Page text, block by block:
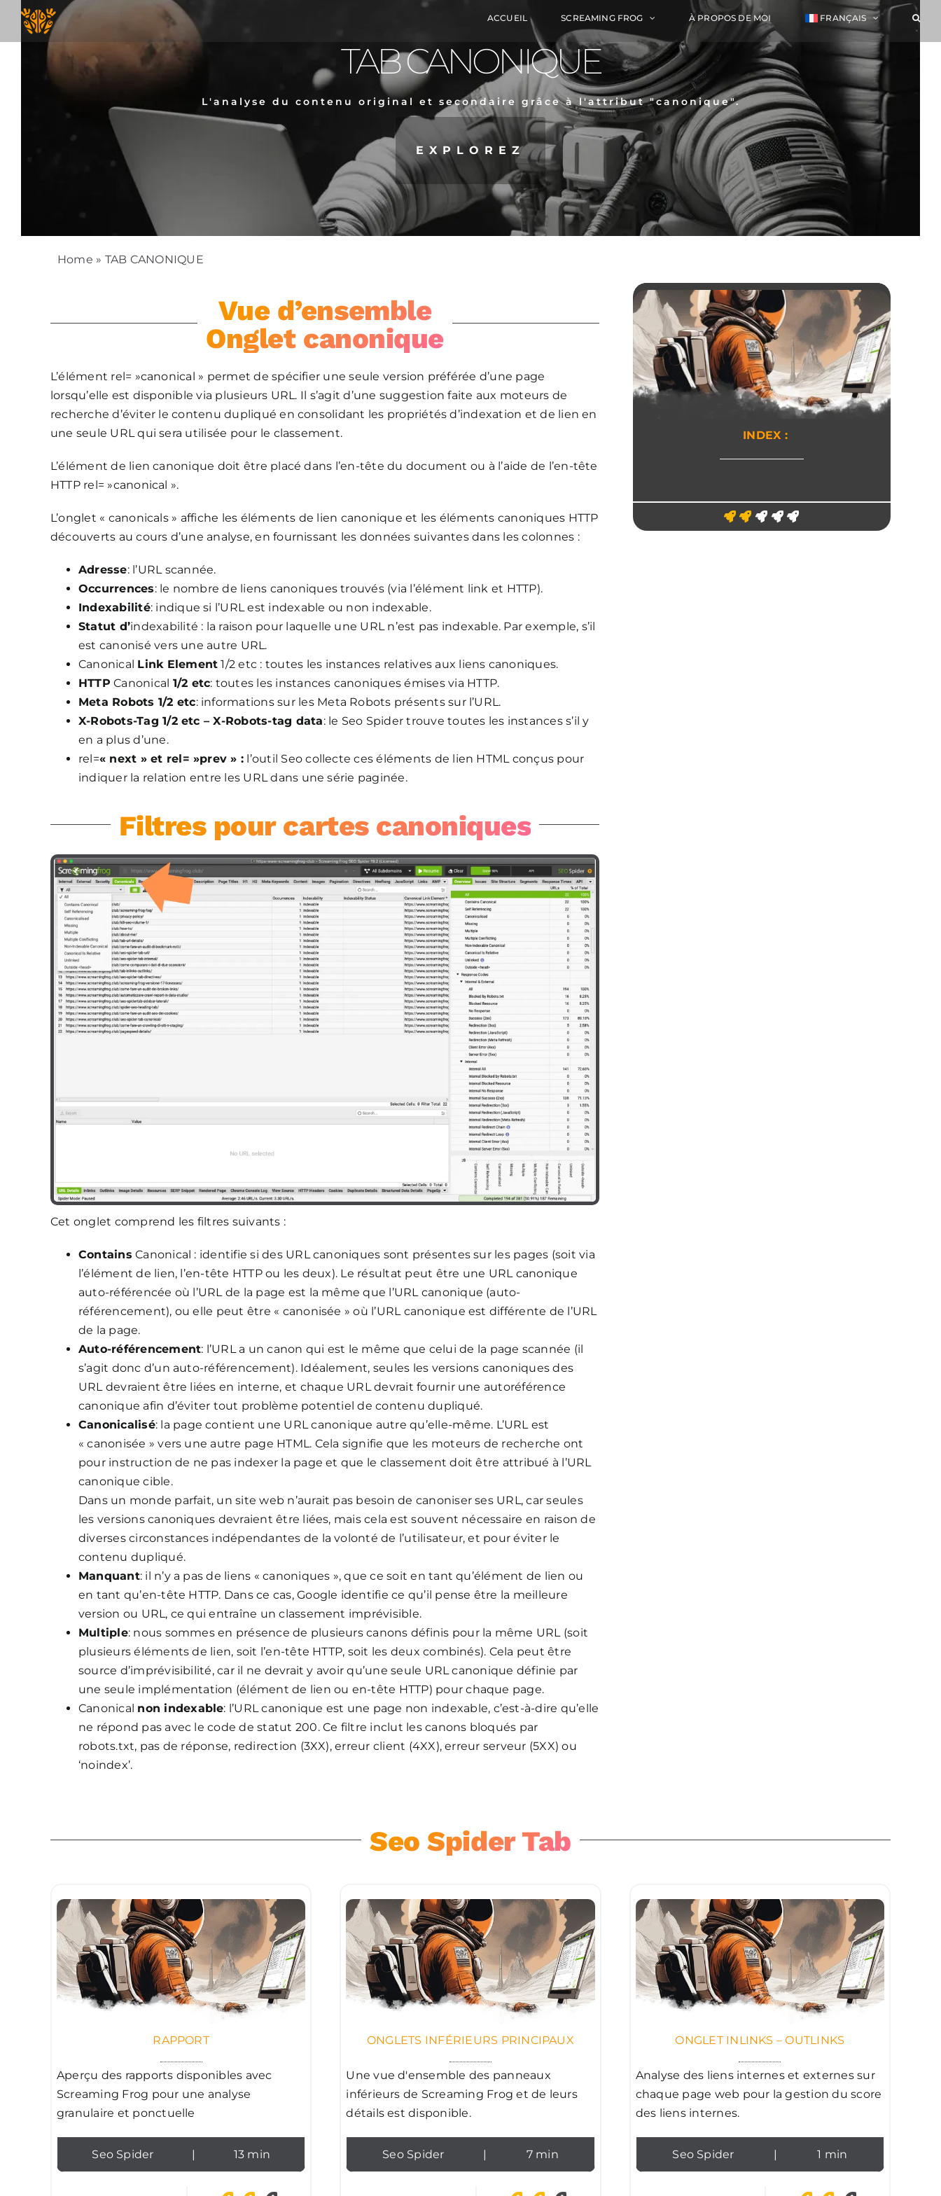
Skip
content
ACCUEIL SCREAMING FROG À PROPOS DE MOI FRANÇAIS
TAB CANONIQUE
L'analyse du contenu original et secondaire grâce à l'attribut "canonique".
EXPLOREZ
Home » TAB CANONIQUE
Vue d’ensemble
Onglet canonique
L’élément rel= »canonical » permet de spécifier une seule version préférée d’une page
lorsqu’elle est disponible via plusieurs URL. Il s’agit d’une suggestion faite aux moteurs de
recherche d’éviter le contenu dupliqué en consolidant les propriétés d’indexation et de lien en
une seule URL qui sera utilisée pour le classement.
L’élément de lien canonique doit être placé dans l’en-tête du document ou à l’aide de l’en-tête
HTTP rel= »canonical ».
L’onglet « canonicals » affiche les éléments de lien canonique et les éléments canoniques HTTP
découverts au cours d’une analyse, en fournissant les données suivantes dans les colonnes :
Adresse: l’URL scannée.
Occurrences: le nombre de liens canoniques trouvés (via l’élément link et HTTP).
Indexabilité: indique si l’URL est indexable ou non indexable.
Statut d’indexabilité : la raison pour laquelle une URL n’est pas indexable. Par exemple, s’il
est canonisé vers une autre URL.
Canonical Link Element 1/2 etc : toutes les instances relatives aux liens canoniques.
HTTP Canonical 1/2 etc: toutes les instances canoniques émises via HTTP.
Meta Robots 1/2 etc: informations sur les Meta Robots présents sur l’URL.
X-Robots-Tag 1/2 etc – X-Robots-tag data: le Seo Spider trouve toutes les instances s’il y
en a plus d’une.
rel=« next » et rel= »prev » : l’outil Seo collecte ces éléments de lien HTML conçus pour
indiquer la relation entre les URL dans une série paginée.
Filtres pour cartes canoniques
Cet onglet comprend les filtres suivants :
Contains Canonical : identifie si des URL canoniques sont présentes sur les pages (soit via
l’élément de lien, l’en-tête HTTP ou les deux). Le résultat peut être une URL canonique
auto-référencée où l’URL de la page est la même que l’URL canonique (auto-
référencement), ou elle peut être « canonisée » où l’URL canonique est différente de l’URL
de la page.
Auto-référencement: l’URL a un canon qui est le même que celui de la page scannée (il
s’agit donc d’un auto-référencement). Idéalement, seules les versions canoniques des
URL devraient être liées en interne, et chaque URL devrait fournir une autoréférence
canonique afin d’éviter tout problème potentiel de contenu dupliqué.
Canonicalisé: la page contient une URL canonique autre qu’elle-même. L’URL est
« canonisée » vers une autre page HTML. Cela signifie que les moteurs de recherche ont
pour instruction de ne pas indexer la page et que le classement doit être attribué à l’URL
canonique cible.
Dans un monde parfait, un site web n’aurait pas besoin de canoniser ses URL, car seules
les versions canoniques devraient être liées, mais cela est souvent nécessaire en raison de
diverses circonstances indépendantes de la volonté de l’utilisateur, et pour éviter le
contenu dupliqué.
Manquant: il n’y a pas de liens « canoniques », que ce soit en tant qu’élément de lien ou
en tant qu’en-tête HTTP. Dans ce cas, Google identifie ce qu’il pense être la meilleure
version ou URL, ce qui entraîne un classement imprévisible.
Multiple: nous sommes en présence de plusieurs canons définis pour la même URL (soit
plusieurs éléments de lien, soit l’en-tête HTTP, soit les deux combinés). Cela peut être
source d’imprévisibilité, car il ne devrait y avoir qu’une seule URL canonique définie par
une seule implémentation (élément de lien ou en-tête HTTP) pour chaque page.
Canonical non indexable: l’URL canonique est une page non indexable, c’est-à-dire qu’elle
ne répond pas avec le code de statut 200. Ce filtre inclut les canons bloqués par
robots.txt, pas de réponse, redirection (3XX), erreur client (4XX), erreur serveur (5XX) ou
‘noindex’.
INDEX :
Seo Spider Tab
RAPPORT
Aperçu des rapports disponibles avec
Screaming Frog pour une analyse
granulaire et ponctuelle
Seo Spider | 13 min
ONGLETS INFÉRIEURS PRINCIPAUX
Une vue d'ensemble des panneaux
inférieurs de Screaming Frog et de leurs
détails est disponible.
Seo Spider | 7 min
ONGLET INLINKS – OUTLINKS
Analyse des liens internes et externes sur
chaque page web pour la gestion du score
des liens internes.
Seo Spider | 1 min